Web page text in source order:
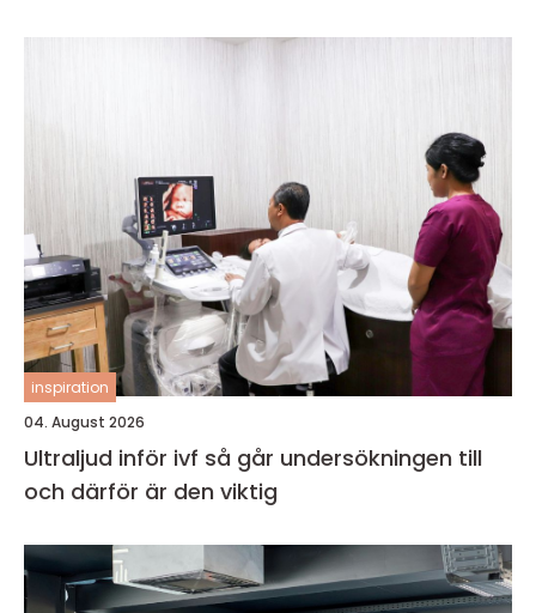
inspiration
04. August 2026
Ultraljud inför ivf så går undersökningen till
och därför är den viktig